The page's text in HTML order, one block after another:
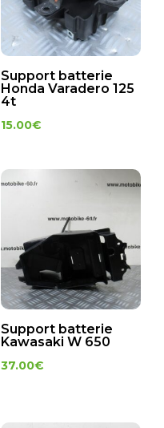
Support batterie
Honda Varadero 125
4t
15.00€
Support batterie
Kawasaki W 650
37.00€